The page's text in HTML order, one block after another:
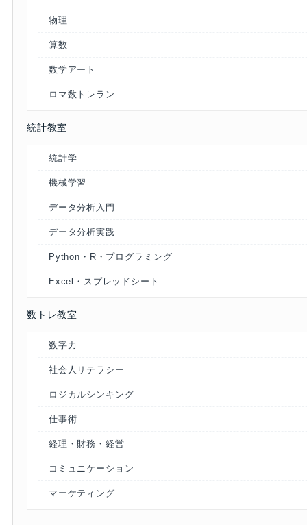
物理
算数
数学アート
ロマ数トレラン
統計教室
統計学
機械学習
データ分析入門
データ分析実践
Python・R・プログラミング
Excel・スプレッドシート
数トレ教室
数字力
社会人リテラシー
ロジカルシンキング
仕事術
経理・財務・経営
コミュニケーション
マーケティング